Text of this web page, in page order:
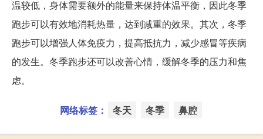
温较低，身体需要额外的能量来保持体温平衡，因此冬季
跑步可以有效地消耗热量，达到减重的效果。其次，冬季
跑步可以增强人体免疫力，提高抵抗力，减少感冒等疾病
的发生。冬季跑步还可以改善心情，缓解冬季的压力和焦
虑。
网络标签： 冬天 冬季 鼻腔